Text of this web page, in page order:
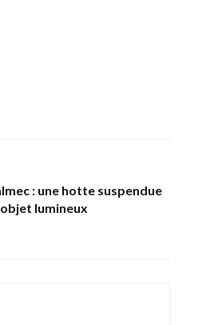
: une hotte suspendue
lumineux